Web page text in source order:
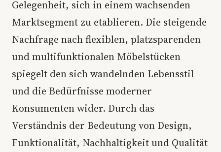
Gelegenheit, sich in einem wachsenden
Marktsegment zu etablieren. Die steigende
Nachfrage nach flexiblen, platzsparenden
und multifunktionalen Möbelstücken
spiegelt den sich wandelnden Lebensstil
und die Bedürfnisse moderner
Konsumenten wider. Durch das
Verständnis der Bedeutung von Design,
Funktionalität, Nachhaltigkeit und Qualität